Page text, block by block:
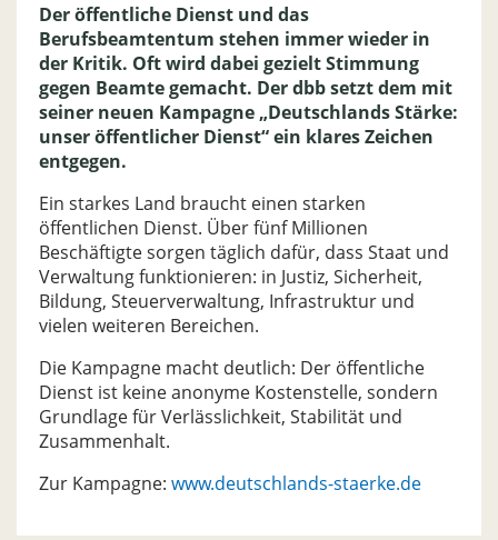
Der öffentliche Dienst und das
Berufsbeamtentum stehen immer wieder in
der Kritik. Oft wird dabei gezielt Stimmung
gegen Beamte gemacht. Der dbb setzt dem mit
seiner neuen Kampagne „Deutschlands Stärke:
unser öffentlicher Dienst“ ein klares Zeichen
entgegen.
Ein starkes Land braucht einen starken
öffentlichen Dienst. Über fünf Millionen
Beschäftigte sorgen täglich dafür, dass Staat und
Verwaltung funktionieren: in Justiz, Sicherheit,
Bildung, Steuerverwaltung, Infrastruktur und
vielen weiteren Bereichen.
Die Kampagne macht deutlich: Der öffentliche
Dienst ist keine anonyme Kostenstelle, sondern
Grundlage für Verlässlichkeit, Stabilität und
Zusammenhalt.
Zur Kampagne: www.deutschlands-staerke.de